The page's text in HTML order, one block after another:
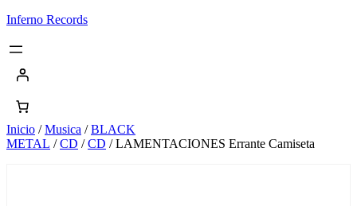
Saltar
contenido
Inferno Records
Inicio /Musica /BLACK
METAL /CD /CD / LAMENTACIONES Errante Camiseta